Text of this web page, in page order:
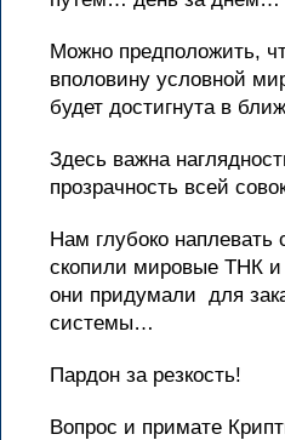
Можно предположить,
вполовину условной
будет достигнута в
Здесь важна
прозрачность всей
Нам глубоко наплевать
скопили мировые ТНК и
они придумали для
системы…
Пардон за резкость!
Вопрос и примате